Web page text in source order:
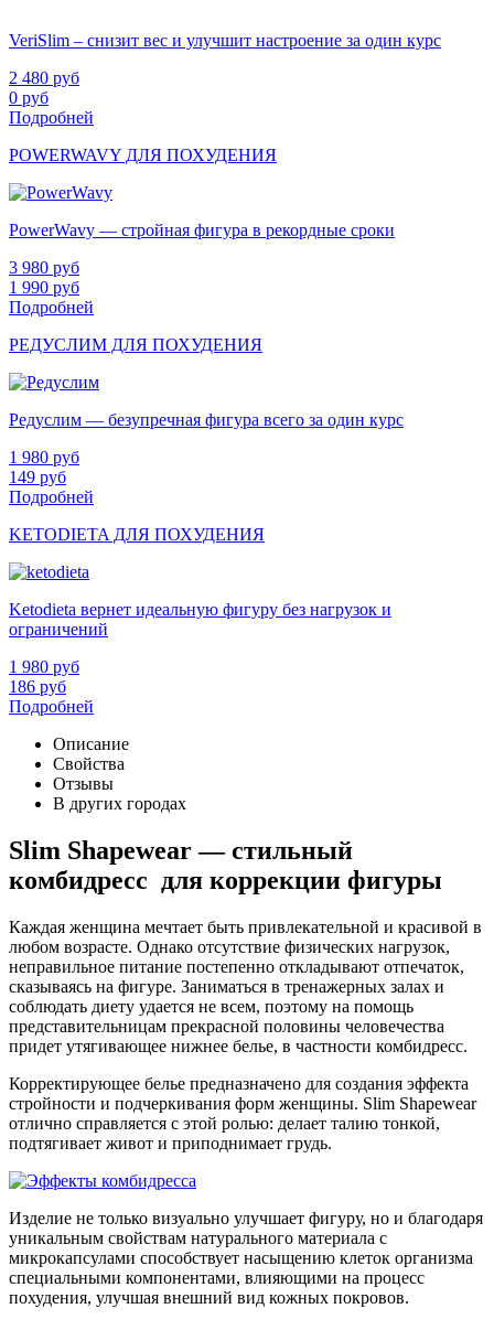
VeriSlim – снизит вес и улучшит настроение за один курс
2 480 руб
0 руб
Подробней
POWERWAVY ДЛЯ ПОХУДЕНИЯ
PowerWavy — стройная фигура в рекордные сроки
3 980 руб
1 990 руб
Подробней
РЕДУСЛИМ ДЛЯ ПОХУДЕНИЯ
Редуслим — безупречная фигура всего за один курс
1 980 руб
149 руб
Подробней
KETODIETA ДЛЯ ПОХУДЕНИЯ
Ketodieta вернет идеальную фигуру без нагрузок и
ограничений
1 980 руб
186 руб
Подробней
Описание
Свойства
Отзывы
В других городах
Slim Shapewear — стильный
комбидресс для коррекции фигуры
Каждая женщина мечтает быть привлекательной и красивой в
любом возрасте. Однако отсутствие физических нагрузок,
неправильное питание постепенно откладывают отпечаток,
сказываясь на фигуре. Заниматься в тренажерных залах и
соблюдать диету удается не всем, поэтому на помощь
представительницам прекрасной половины человечества
придет утягивающее нижнее белье, в частности комбидресс.
Корректирующее белье предназначено для создания эффекта
стройности и подчеркивания форм женщины. Slim Shapewear
отлично справляется с этой ролью: делает талию тонкой,
подтягивает живот и приподнимает грудь.
Изделие не только визуально улучшает фигуру, но и благодаря
уникальным свойствам натурального материала с
микрокапсулами способствует насыщению клеток организма
специальными компонентами, влияющими на процесс
похудения, улучшая внешний вид кожных покровов.